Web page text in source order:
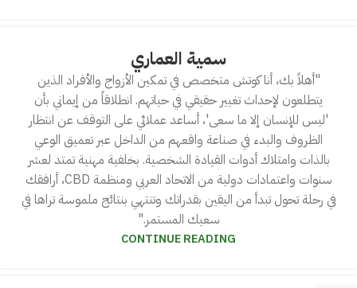
سمية العماري
"أهلاً بك، أنا كوتش متخصص في تمكين الأزواج والأفراد الذين
يتطلعون لإحداث تغيير حقيقي في حياتهم. انطلاقاً من إيماني بأن
'ليس للإنسان إلا ما سعى'، أساعد عملائي على التوقف عن انتظار
الظروف والبدء في صناعة واقعهم من الداخل عبر تعميق الوعي
بالذات وامتلاك أدوات القيادة الشخصية. بخلفية مهنية تمتد لعشر
سنوات واعتمادات دولية من الاتحاد العربي ومنظمة CBD، أرافقك
في رحلة تحول تبدأ من اليقين بقدراتك وتنتهي بنتائج ملموسة تراها في
سعيك المستمر."
CONTINUE READING